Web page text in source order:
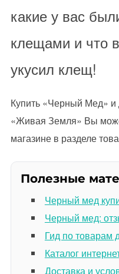
какие у вас
клещами и что
укусил клещ!
Купить «Черный Мед» и
«Живая Земля» Вы
магазине в разделе
Полезные
Черный мед
Черный мед:
Гид по товарам
Каталог
Доставка и